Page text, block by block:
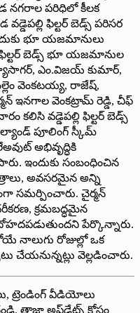
నగరాల పరిధిలో కీలక
ఫిల్టర్ బెడ్స్ పరిసర
భూ యజమానులు
ఫిల్టర్ బెడ్స్ భూ యజమానుల
ఎం.విజయ్ కుమార్,
వెంకటయ్య, రాజేష్,
ఇనగాల వెంకట్రామ్ రెడ్డి, చీఫ్
కలిసి వడ్డెపల్లి ఫిల్టర్ బెడ్స్
పూలింగ్ స్కీమ్
అభివృద్ధికి
ఇందుకు సంబంధించిన
అవసరమైన అన్ని
సమర్పించారు. చైర్మన్
క్రమబద్ధమైన
పేర్కొన్నారు.
నాలుగు రోజుల్లో ఒక
వెల్లడించారు.
ట్రెండింగ్ వీడియోలు
తాజా అప్‌డేట్స్ కోసం